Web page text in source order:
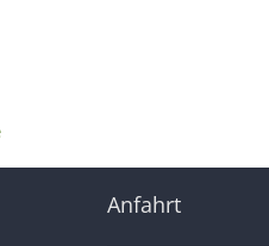
Anfahrt